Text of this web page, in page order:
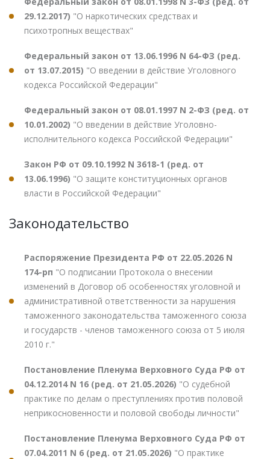
29.12.2017) "О наркотических средствах и
психотропных веществах"
Федеральный закон от 13.06.1996 N 64-ФЗ (ред.
от 13.07.2015) "О введении в действие Уголовного
кодекса Российской Федерации"
Федеральный закон от 08.01.1997 N 2-ФЗ (ред. от
10.01.2002) "О введении в действие Уголовно-
исполнительного кодекса Российской Федерации"
Закон РФ от 09.10.1992 N 3618-1 (ред. от
13.06.1996) "О защите конституционных органов
власти в Российской Федерации"
Законодательство
Распоряжение Президента РФ от 22.05.2026 N
174-рп "О подписании Протокола о внесении
изменений в Договор об особенностях уголовной и
административной ответственности за нарушения
таможенного законодательства таможенного союза
и государств - членов таможенного союза от 5 июля
2010 г."
Постановление Пленума Верховного Суда РФ от
04.12.2014 N 16 (ред. от 21.05.2026) "О судебной
практике по делам о преступлениях против половой
неприкосновенности и половой свободы личности"
Постановление Пленума Верховного Суда РФ от
07.04.2011 N 6 (ред. от 21.05.2026) "О практике